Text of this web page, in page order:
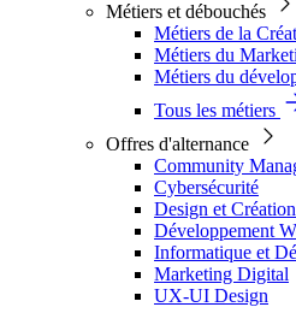
Métiers et débouchés
Métiers de la
Métiers du
Métiers du
Tous les métiers
Offres d'alternance
Community
Cybersécurité
Design et
Développement
Informatique et
Marketing Digital
UX-UI Design